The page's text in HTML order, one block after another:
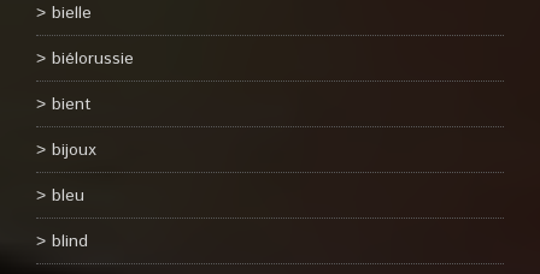
bielle
biélorussie
bient
bijoux
bleu
blind